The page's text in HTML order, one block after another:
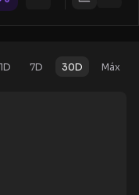
1D 7D 30D Máx